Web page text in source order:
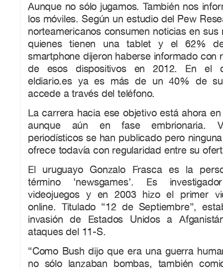
Aunque no sólo jugamos. También nos
los móviles. Según un estudio del Pew
norteamericanos consumen noticias en
quienes tienen una tablet y el 62%
smartphone dijeron haberse informado con
de esos dispositivos en 2012. En el
eldiario.es ya es más de un 40% de
accede a través del teléfono.
La carrera hacia ese objetivo está ahora
aunque aún en fase embrionaria.
periodísticos se han publicado pero
ofrece todavía con regularidad entre su
El uruguayo Gonzalo Frasca es la
término ‘newsgames’. Es
videojuegos y en 2003 hizo el primer
online. Titulado “12 de Septiembre”,
invasión de Estados Unidos a
ataques del 11-S.
“Como Bush dijo que era una guerra
no sólo lanzaban bombas, también